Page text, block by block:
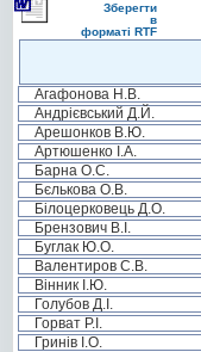
Зберегти
в
форматі RTF
Агафонова Н.В.
Андрієвський Д.Й.
Арешонков В.Ю.
Артюшенко І.А.
Барна О.С.
Бєлькова О.В.
Білоцерковець Д.О.
Брензович В.І.
Буглак Ю.О.
Валентиров С.В.
Вінник І.Ю.
Голубов Д.І.
Горват Р.І.
Гринів І.О.